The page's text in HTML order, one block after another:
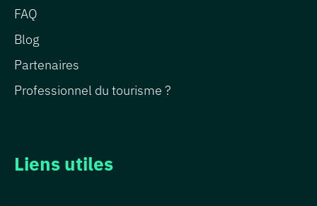
FAQ
Blog
Partenaires
Professionnel du tourisme ?
Liens utiles